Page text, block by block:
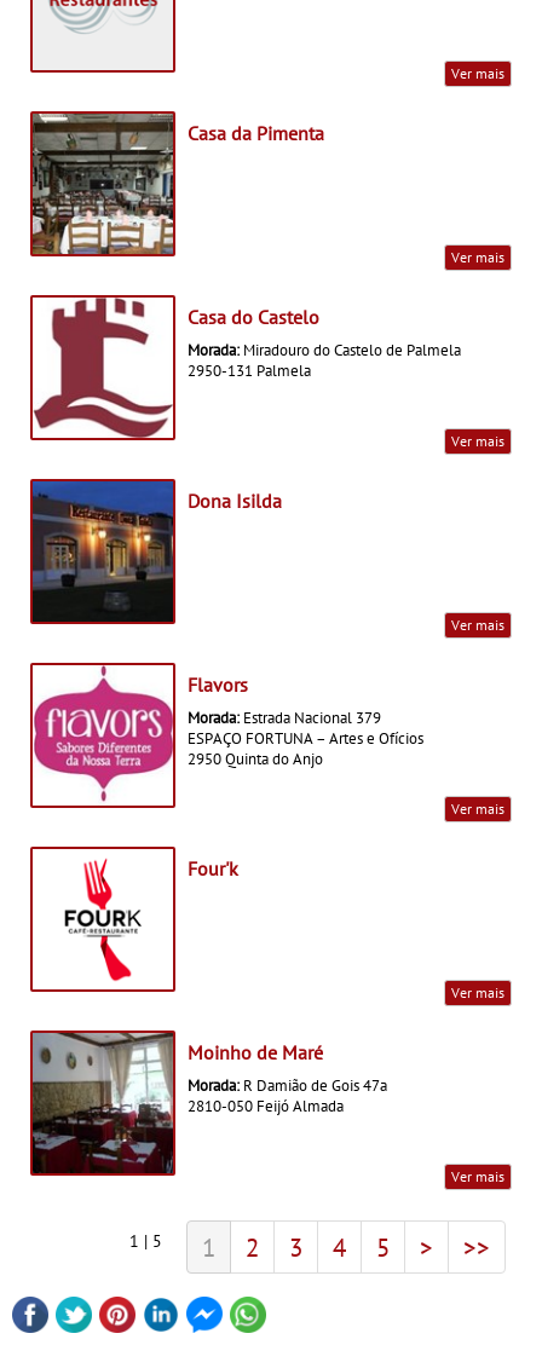
Ver mais
Casa da Pimenta
Ver mais
Casa do Castelo
Morada: Miradouro do Castelo de Palmela
2950-131 Palmela
Ver mais
Dona Isilda
Ver mais
Flavors
Morada: Estrada Nacional 379
ESPAÇO FORTUNA – Artes e Ofícios
2950 Quinta do Anjo
Ver mais
Four'k
Ver mais
Moinho de Maré
Morada: R Damião de Gois 47a
2810-050 Feijó Almada
Ver mais
1 | 5 1 2 3 4 5 > >>